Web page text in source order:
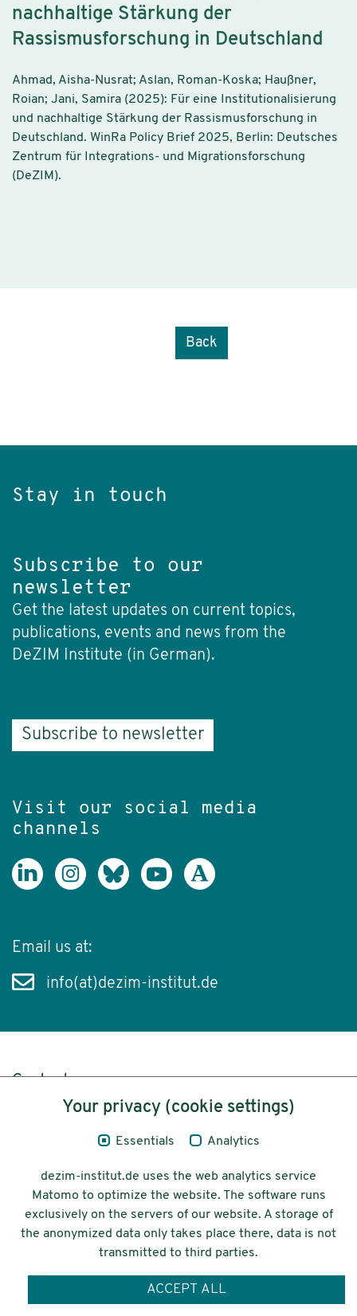
nachhaltige Stärkung der
Rassismusforschung in Deutschland
Ahmad, Aisha-Nusrat; Aslan, Roman-Koska; Haußner,
Roian; Jani, Samira (2025): Für eine Institutionalisierung
und nachhaltige Stärkung der Rassismusforschung in
Deutschland. WinRa Policy Brief 2025, Berlin: Deutsches
Zentrum für Integrations- und Migrationsforschung
(DeZIM).
Back
Stay in touch
Subscribe to our
newsletter
Get the latest updates on current topics,
publications, events and news from the
DeZIM Institute (in German).
Subscribe to newsletter
Visit our social media
channels
Email us at:
info(at)dezim-institut.de
Content
Legal Notice
Accessibility
© 2026 Deutsches Zentrum für
Integrations-
und Migrationsforschung DeZIM e.V.
Your privacy (cookie settings)
Essentials Analytics
dezim-institut.de uses the web analytics service
Matomo to optimize the website. The software runs
exclusively on the servers of our website. A storage of
the anonymized data only takes place there, data is not
transmitted to third parties.
ACCEPT ALL